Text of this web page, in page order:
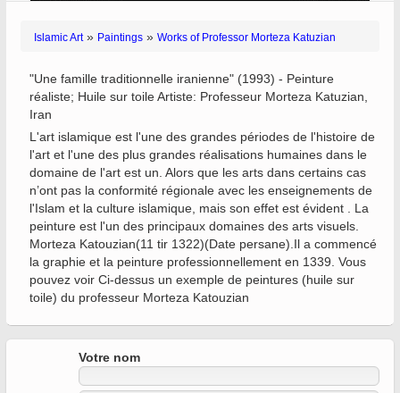
Islamic Art» Paintings » Works of Professor Morteza Katuzian
"Une famille traditionnelle iranienne" (1993) - Peinture
réaliste; Huile sur toile Artiste: Professeur Morteza Katuzian,
Iran
L'art islamique est l'une des grandes périodes de l'histoire de
l'art et l'une des plus grandes réalisations humaines dans le
domaine de l'art est un. Alors que les arts dans certains cas
n’ont pas la conformité régionale avec les enseignements de
l'Islam et la culture islamique, mais son effet est évident . La
peinture est l'un des principaux domaines des arts visuels.
Morteza Katouzian(11 tir 1322)(Date persane).Il a commencé
la graphie et la peinture professionnellement en 1339. Vous
pouvez voir Ci-dessus un exemple de peintures (huile sur
toile) du professeur Morteza Katouzian
Votre nom